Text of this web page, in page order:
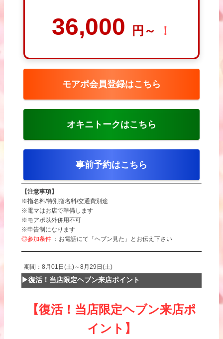
36,000 円～ ！
モアポ会員登録はこちら
オキニトークはこちら
事前予約はこちら
【注意事項】
※指名料/特別指名料/交通費別途
※電マはお店で準備します
※モアポ以外併用不可
※申告制になります
◎参加条件 ：お電話にて「ヘブン見た」とお伝え下さい
期間：8月01日(土)～8月29日(土)
▶復活！当店限定ヘブン来店ポイント
【復活！当店限定ヘブン来店ポ
イント】